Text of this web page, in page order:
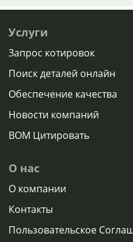
Услуги
Запрос котировок
Поиск деталей онлайн
Обеспечение качества
Новости компаний
BOM Цитировать
О нас
О компании
Контакты
Пользовательское